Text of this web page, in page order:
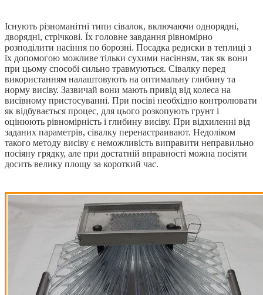
Існують різноманітні типи сівалок, включаючи однорядні,
дворядні, стрічкові. Їх головне завдання рівномірно
розподілити насіння по борозні. Посадка редиски в теплиці з
їх допомогою можливе тільки сухими насінням, так як вони
при цьому способі сильно травмуються. Сівалку перед
використанням налаштовують на оптимальну глибину та
норму висіву. Зазвичай вони мають привід від колеса на
висівному пристосуванні. При посіві необхідно контролювати
як відбувається процес, для цього розкопують грунт і
оцінюють рівномірність і глибину висіву. При відхиленні від
заданих параметрів, сівалку перенастраивают. Недоліком
такого методу висіву є неможливість виправити неправильно
посіяну грядку, але при достатній вправності можна посіяти
досить велику площу за короткий час.